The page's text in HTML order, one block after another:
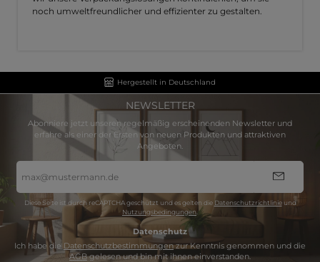
noch umweltfreundlicher und effizienter zu gestalten.
Hergestellt in Deutschland
NEWSLETTER
Abonniere jetzt unseren regelmäßig erscheinenden Newsletter und
erfahre als einer der Ersten von neuen Produkten und attraktiven
Angeboten.
Mail-
Adresse
Diese Seite ist durch reCAPTCHA geschützt und es gelten die Datenschutzrichtlinieund
Nutzungsbedingungen
Datenschutz
Ich habe die Datenschutzbestimmungenzur Kenntnis genommen und die
AGBgelesen und bin mit ihnen einverstanden.